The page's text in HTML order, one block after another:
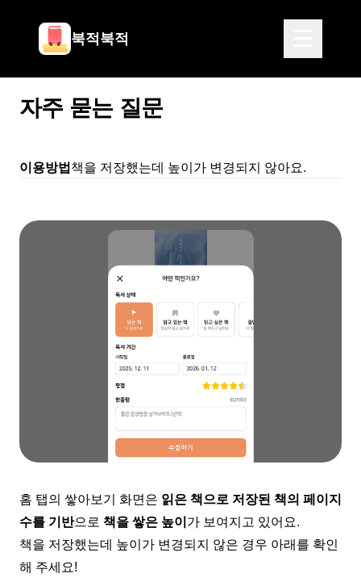
북적북적
자주 묻는 질문
이용방법 책을 저장했는데 높이가 변경되지 않아요.
홈 탭의 쌓아보기 화면은 읽은 책으로 저장된 책의 페이지
수를 기반으로 책을 쌓은 높이 가 보여지고 있어요.
책을 저장했는데 높이가 변경되지 않은 경우 아래를 확인
해 주세요!